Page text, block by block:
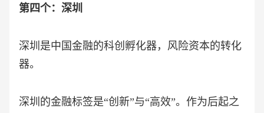
第四个：深圳
深圳是中国金融的科创孵化器，风险资本的转化
器。
深圳的金融标签是“创新”与“高效”。作为后起之